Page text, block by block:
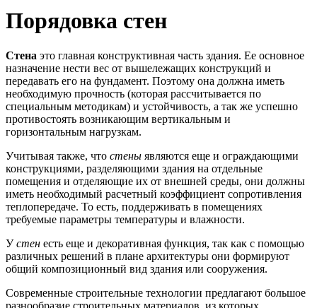
Порядовка стен
Стена это главная конструктивная часть здания. Ее основное
назначение нести вес от вышележащих конструкций и
передавать его на фундамент. Поэтому она должна иметь
необходимую прочность (которая рассчитывается по
специальным методикам) и устойчивость, а так же успешно
противостоять возникающим вертикальным и
горизонтальным нагрузкам.
Учитывая также, что стены являются еще и ограждающими
конструкциями, разделяющими здания на отдельные
помещения и отделяющие их от внешней среды, они должны
иметь необходимый расчетный коэффициент сопротивления
теплопередаче. То есть, поддерживать в помещениях
требуемые параметры температуры и влажности.
Устен есть еще и декоративная функция, так как с помощью
различных решений в плане архитектуры они формируют
общий композиционный вид здания или сооружения.
Современные строительные технологии предлагают большое
разнообразие строительных материалов, из которых